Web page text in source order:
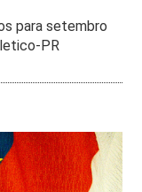
para setembro
PR